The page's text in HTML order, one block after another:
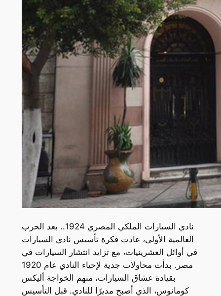
نادي السيارات الملكي المصري 1924.. بعد الحرب
العالمية الأولى، عادت فكرة تأسيس نادي السيارات
في أوائل العشرينيات، مع تزايد انتشار السيارات في
مصر. بدأت محاولات جدية لإحياء النادي عام 1920
بقيادة عشاق السيارات، منهم الخواجة أليكس
كومانوس، الذي أصبح مديرًا للنادي. قبل التأسيس